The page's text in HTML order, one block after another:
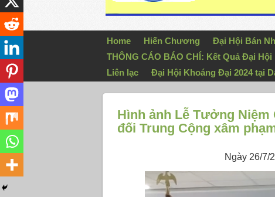
Home Hiến Chương Đại Hội Bán
THÔNG CÁO BÁO CHÍ: Kết Quả Đại
Liên lạc
Đại Hội Khoáng Đại 2024 tại
Hình ảnh Lễ Tưởng Niệm
đối Trung Cộng xâm
Ngày 26/7/